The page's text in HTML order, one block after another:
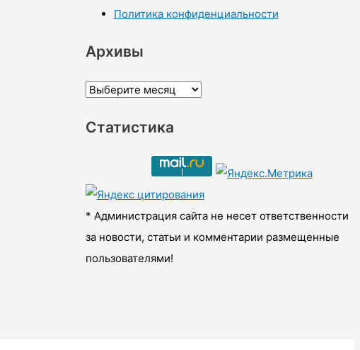
Политика конфиденциальности
Архивы
А
х
ы
Статистика
* Администрация сайта не несет ответственности
за новости, статьи и комментарии размещенные
пользователями!